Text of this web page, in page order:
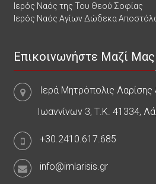
Ιερός Ναός της Του Θεού Σοφίας
Ιερός Ναός Αγίων Δώδεκα
Επικοινωνήστε Μαζί Μας
Ιερά Μητρόπολις Λαρίσης
Ιωαννίνων 3, Τ.Κ. 41334,
+30.2410.617.685
info@imlarisis.gr